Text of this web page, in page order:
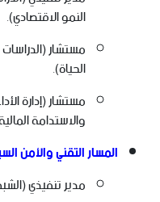
النمو الاقتصادي).
مستشار
الحياة).
مستشار (إدارة
والاستدامة
المسار التقني والأمن
مدير تنفيذي